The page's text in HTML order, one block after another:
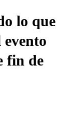
lo que
evento
fin de